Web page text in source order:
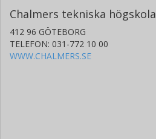
Chalmers tekniska högskola
412 96 GÖTEBORG
TELEFON: 031-772 10 00
WWW.CHALMERS.SE